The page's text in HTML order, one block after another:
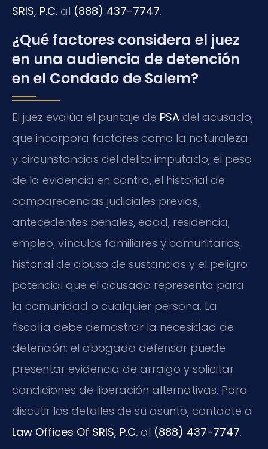
SRIS, P.C. al (888) 437-7747.
¿Qué factores considera el juez
en una audiencia de detención
en el Condado de Salem?
El juez evalúa el puntaje de PSA del acusado,
que incorpora factores como la naturaleza
y circunstancias del delito imputado, el peso
de la evidencia en contra, el historial de
comparecencias judiciales previas,
antecedentes penales, edad, residencia,
empleo, vínculos familiares y comunitarios,
historial de abuso de sustancias y el peligro
potencial que el acusado representa para
la comunidad o cualquier persona. La
fiscalía debe demostrar la necesidad de
detención; el abogado defensor puede
presentar evidencia de arraigo y solicitar
condiciones de liberación alternativas. Para
discutir los detalles de su asunto, contacte a
Law Offices Of SRIS, P.C. al (888) 437-7747.